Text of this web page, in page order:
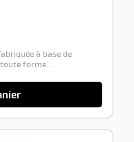
à base de
forme…